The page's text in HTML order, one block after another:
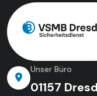
Unser Büro
01157